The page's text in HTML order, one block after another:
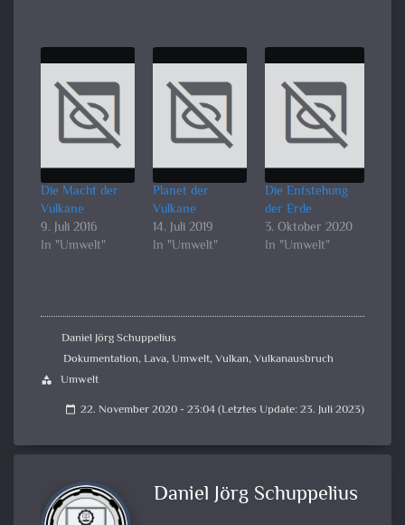
Die Macht der
Vulkane
9. Juli 2016
In "Umwelt"
Planet der
Vulkane
14. Juli 2019
In "Umwelt"
Die Entstehung
der Erde
3. Oktober 2020
In "Umwelt"
Daniel Jörg Schuppelius
Dokumentation,Lava,Umwelt,Vulkan,Vulkanausbruch
category Umwelt
calendar_today 22. November 2020 - 23:04 (Letztes Update: 23. Juli 2023)
Daniel Jörg Schuppelius